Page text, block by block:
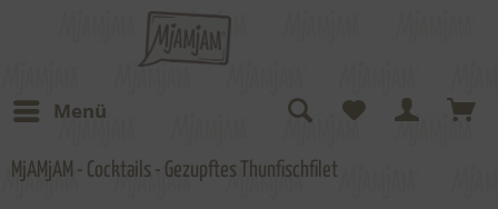
Menü
MjAMjAM - Cocktails - Gezupftes Thunfischfilet